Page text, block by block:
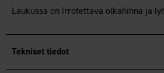
Laukussa on irrotettava olkahihna ja
Tekniset tiedot